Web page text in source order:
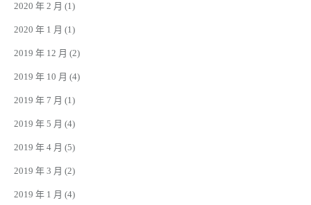
2020 年 2 月 (1)
2020 年 1 月 (1)
2019 年 12 月 (2)
2019 年 10 月 (4)
2019 年 7 月 (1)
2019 年 5 月 (4)
2019 年 4 月 (5)
2019 年 3 月 (2)
2019 年 1 月 (4)